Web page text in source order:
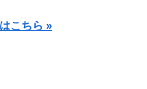
こちら »